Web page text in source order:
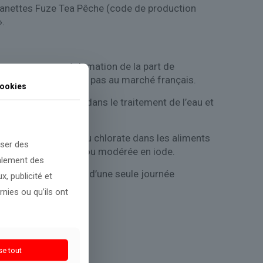
Fuze Tea Pêche (code de production
reçu aucune réclamation de la part de
ne s’appliquait pas au marché français.
au chlore utilisés dans le traitement de l’eau et
à long terme au chlorate dans les aliments
carence légère ou modérée en iode.
que l’apport total d’une seule journée
des
des
publicité et
ou qu’ils ont
tout